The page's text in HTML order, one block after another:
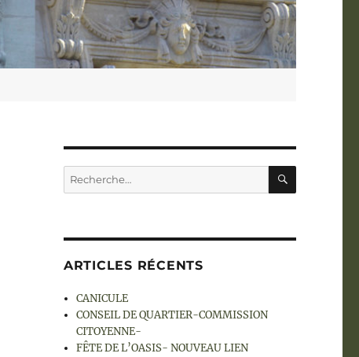
Recherche
pour :
ARTICLES RÉCENTS
CANICULE
CONSEIL DE QUARTIER-COMMISSION
CITOYENNE-
FÊTE DE L’OASIS- NOUVEAU LIEN